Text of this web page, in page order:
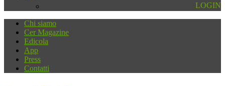
LOGIN
Chi siamo
Cer Magazine
Edicola
App
Press
Contatti